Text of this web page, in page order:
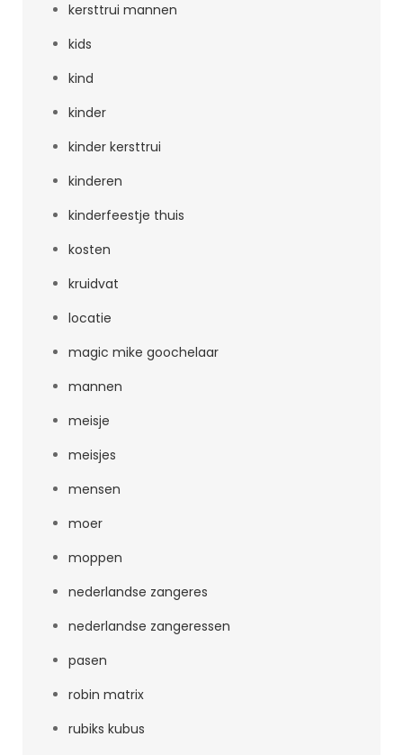
kersttrui mannen
kids
kind
kinder
kinder kersttrui
kinderen
kinderfeestje thuis
kosten
kruidvat
locatie
magic mike goochelaar
mannen
meisje
meisjes
mensen
moer
moppen
nederlandse zangeres
nederlandse zangeressen
pasen
robin matrix
rubiks kubus